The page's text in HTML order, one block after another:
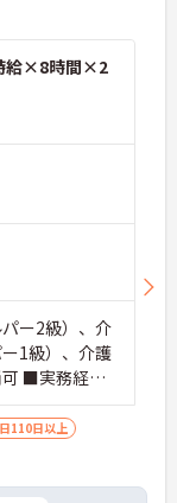
給×8時間×2
ー2級）、介
1級）、介護
■実務経験
相談可
110日以上